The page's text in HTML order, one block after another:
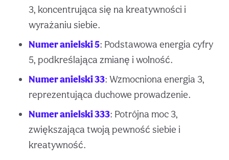
3, koncentrująca się na kreatywności i
wyrażaniu siebie.
Numer anielski 5: Podstawowa energia cyfry
5, podkreślająca zmianę i wolność.
Numer anielski 33: Wzmocniona energia 3,
reprezentująca duchowe prowadzenie.
Numer anielski 333: Potrójna moc 3,
zwiększająca twoją pewność siebie i
kreatywność.